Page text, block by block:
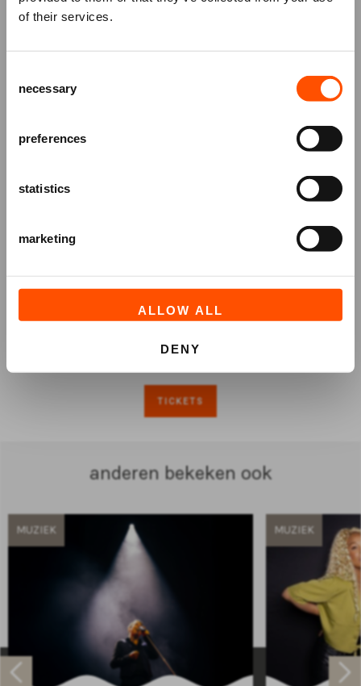
of their services.
Selection
necessary
preferences
statistics
marketing
ALLOW ALL
DENY
TICKETS
anderen bekeken ook
MUZIEK MUZIEK
en speciale aanbiedingen!